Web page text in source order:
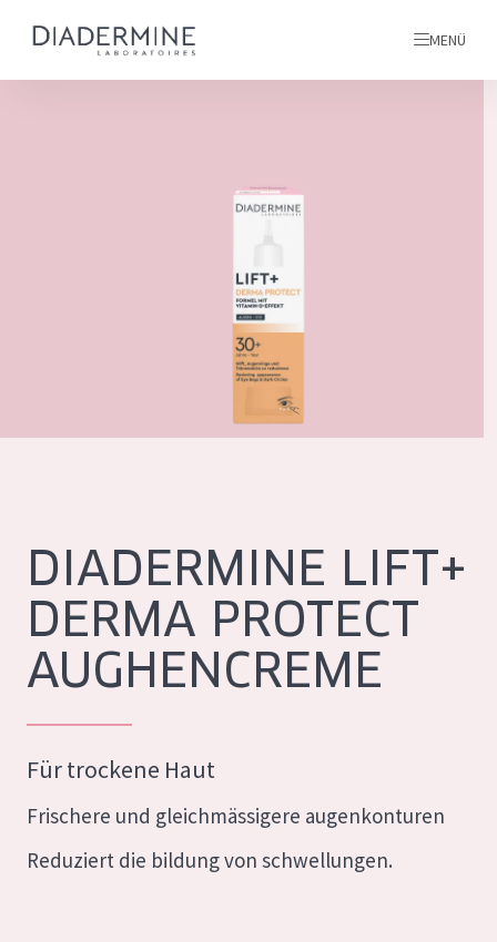
Faltenreduzierung
Hautregeneration
Hautstraffung
Augencreme
Serum
MENÜ
Spanish
Greek
DIADERMINE LIFT+
DERMA PROTECT
AUGHENCREME
Für trockene Haut
Frischere und gleichmässigere augenkonturen
Reduziert die bildung von schwellungen.